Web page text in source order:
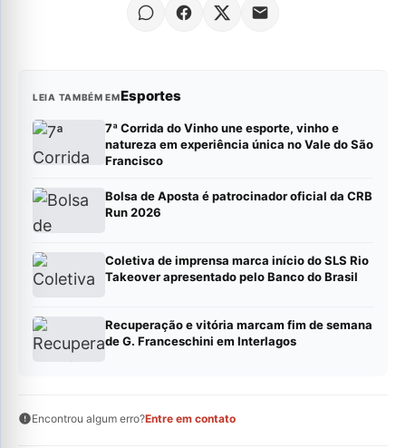
LEIA TAMBÉM EMEsportes
7ª Corrida do Vinho une esporte, vinho e
natureza em experiência única no Vale do São
Francisco
Bolsa de Aposta é patrocinador oficial da CRB
Run 2026
Coletiva de imprensa marca início do SLS Rio
Takeover apresentado pelo Banco do Brasil
Recuperação e vitória marcam fim de semana
de G. Franceschini em Interlagos
Encontrou algum erro?Entre em contato